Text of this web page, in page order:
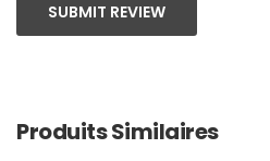
SUBMIT REVIEW
Produits Similaires